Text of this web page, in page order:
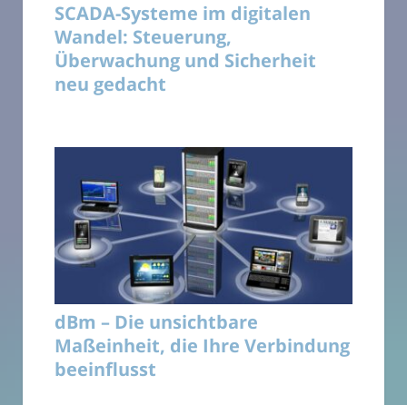
SCADA-Systeme im digitalen
Wandel: Steuerung,
Überwachung und Sicherheit
neu gedacht
dBm – Die unsichtbare
Maßeinheit, die Ihre Verbindung
beeinflusst